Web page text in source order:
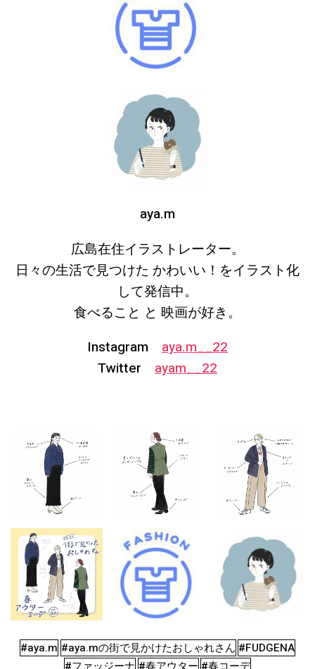
aya.m
広島在住イラストレーター。
日々の生活で見つけた かわいい！をイラスト化
して発信中。
食べること と 映画が好き。
Instagram aya.m__22
Twitter ayam__22
#aya.m #aya.mの街で見かけたおしゃれさん #FUDGENA